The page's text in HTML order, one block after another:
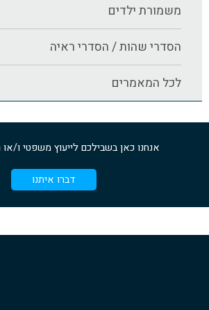
משמורת ילדים
הסדרי שהות / הסדרי ראיה
לכל המאמרים
אנחנו כאן בשבילכם לייעוץ משפטי ו/
דברו איתנו